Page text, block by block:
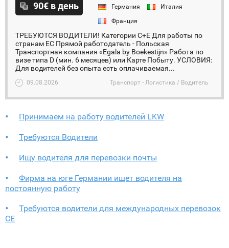
90€ в день Германия
Италия
Франция
ТРЕБУЮТСЯ ВОДИТЕЛИ! Категории C+E Для работы по
странам ЕС Прямой работодатель - Польская
Транспортная компания «Egala by Boekestijn» Работа по
визе типа D (мин. 6 месяцев) или Карте Побыту. УСЛОВИЯ:
Для водителей без опыта есть оплачиваемая...
09.08.2026 Транспорт - Логистика / Водитель
Принимаем на работу водителей LKW
Требуются Водители
Ищу водителя для перевозки почты
Фирма на юге Германии ищет водителя на
постоянную работу
Требуются водители для международных перевозок
CE